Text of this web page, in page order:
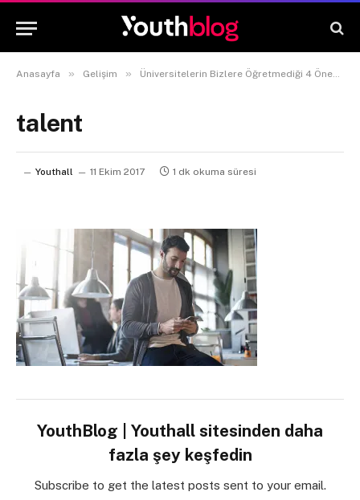
Anasayfa » Gelişim » Üniversitelerin Bizlere Öğretmediği 4 Önemli Beceri
talent
Youthall 11 Ekim 2017 1 dk okuma süresi
YouthBlog | Youthall sitesinden daha
fazla şey keşfedin
Subscribe to get the latest posts sent to your email.